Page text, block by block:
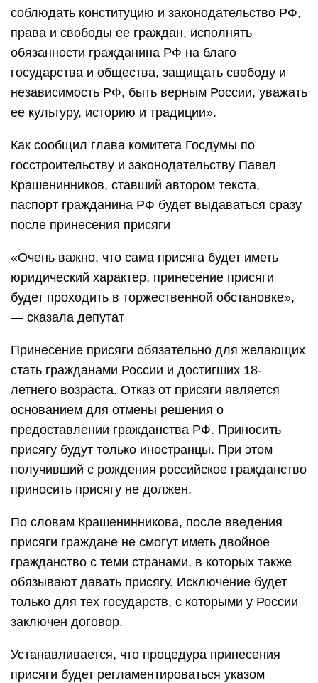
соблюдать конституцию и законодательство РФ,
права и свободы ее граждан, исполнять
обязанности гражданина РФ на благо
государства и общества, защищать свободу и
независимость РФ, быть верным России, уважать
ее культуру, историю и традиции».
Как сообщил глава комитета Госдумы по
госстроительству и законодательству Павел
Крашенинников, ставший автором текста,
паспорт гражданина РФ будет выдаваться сразу
после принесения присяги
«Очень важно, что сама присяга будет иметь
юридический характер, принесение присяги
будет проходить в торжественной обстановке»,
— сказала депутат
Принесение присяги обязательно для желающих
стать гражданами России и достигших 18-
летнего возраста. Отказ от присяги является
основанием для отмены решения о
предоставлении гражданства РФ. Приносить
присягу будут только иностранцы. При этом
получивший с рождения российское гражданство
приносить присягу не должен.
По словам Крашенинникова, после введения
присяги граждане не смогут иметь двойное
гражданство с теми странами, в которых также
обязывают давать присягу. Исключение будет
только для тех государств, с которыми у России
заключен договор.
Устанавливается, что процедура принесения
присяги будет регламентироваться указом